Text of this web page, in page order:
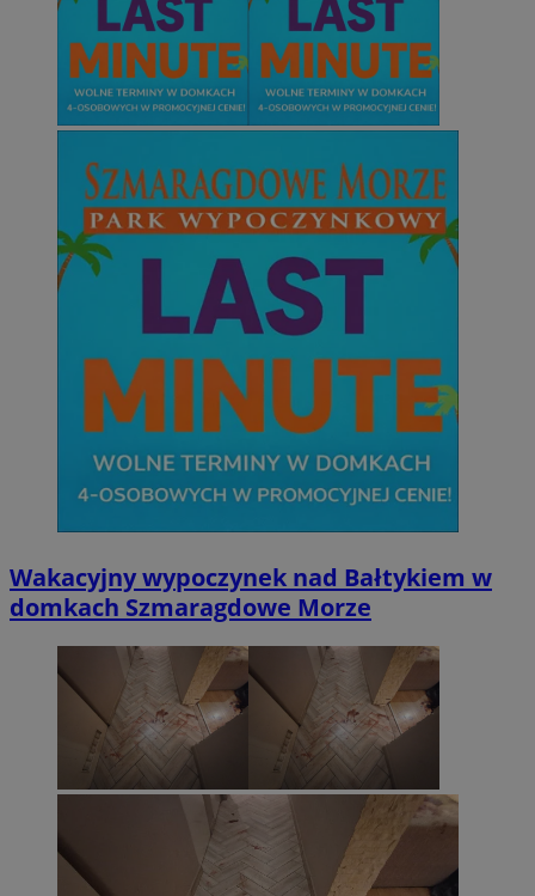
Wakacyjny wypoczynek nad Bałtykiem w
domkach Szmaragdowe Morze